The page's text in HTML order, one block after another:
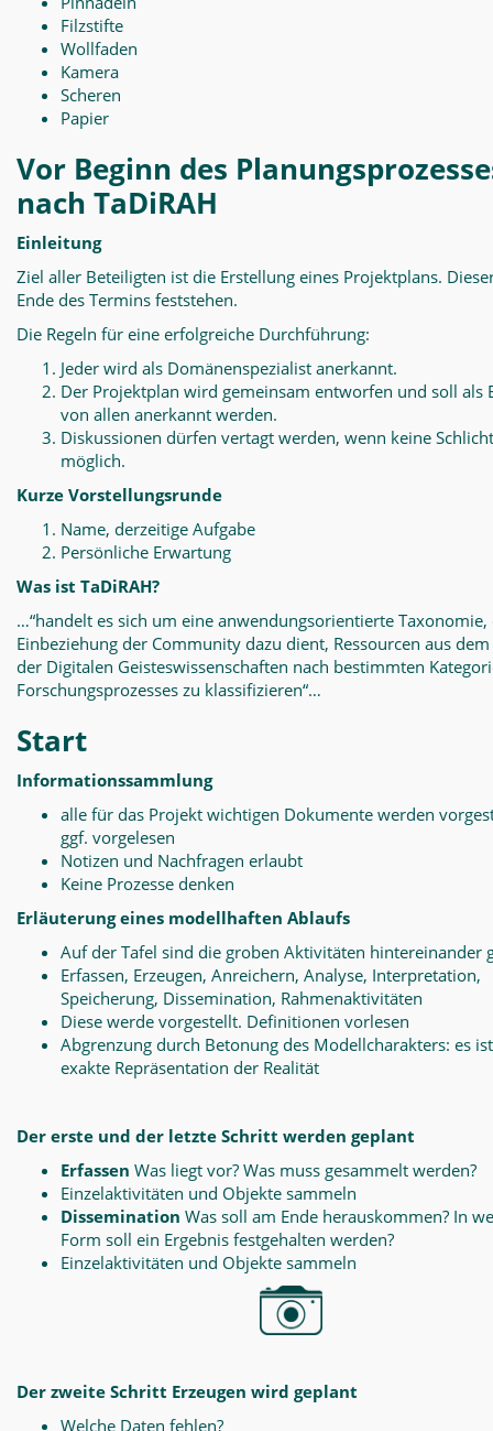
Filzstifte
Wollfaden
Kamera
Scheren
Papier
Vor Beginn des
nach TaDiRAH
Einleitung
Ziel aller Beteiligten ist die Erstellung eines Projektplans.
Ende des Termins feststehen.
Die Regeln für eine erfolgreiche Durchführung:
Jeder wird als Domänenspezialist anerkannt.
Der Projektplan wird gemeinsam entworfen und soll als
von allen anerkannt werden.
Diskussionen dürfen vertagt werden, wenn keine
möglich.
Kurze Vorstellungsrunde
Name, derzeitige Aufgabe
Persönliche Erwartung
Was ist TaDiRAH?
…“handelt es sich um eine anwendungsorientierte
Einbeziehung der Community dazu dient, Ressourcen aus
der Digitalen Geisteswissenschaften nach bestimmten
Forschungsprozesses zu klassifizieren“…
Start
Informationssammlung
alle für das Projekt wichtigen Dokumente werden
ggf. vorgelesen
Notizen und Nachfragen erlaubt
Keine Prozesse denken
Erläuterung eines modellhaften Ablaufs
Auf der Tafel sind die groben Aktivitäten hintereinander
Erfassen, Erzeugen, Anreichern, Analyse, Interpretation,
Speicherung, Dissemination, Rahmenaktivitäten
Diese werde vorgestellt. Definitionen vorlesen
Abgrenzung durch Betonung des Modellcharakters: es
exakte Repräsentation der Realität
Der erste und der letzte Schritt werden geplant
Erfassen Was liegt vor? Was muss gesammelt werden?
Einzelaktivitäten und Objekte sammeln
Dissemination Was soll am Ende herauskommen? In
Form soll ein Ergebnis festgehalten werden?
Einzelaktivitäten und Objekte sammeln
Der zweite Schritt Erzeugen wird geplant
Welche Daten fehlen?